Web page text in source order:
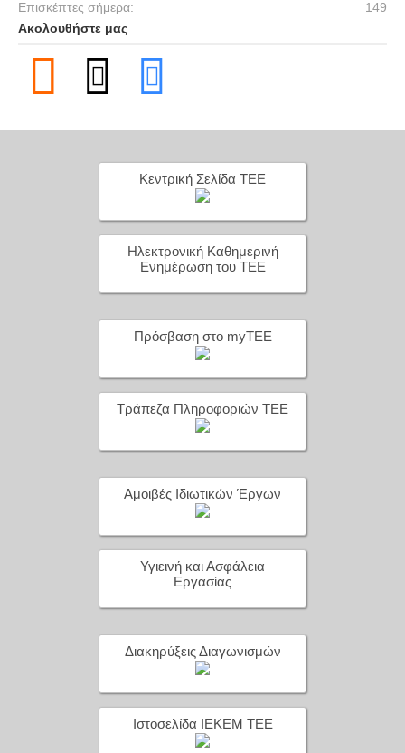
149
Επισκέπτες σήμερα:
Ακολουθήστε μας
Κεντρική Σελίδα ΤΕΕ
Ηλεκτρονική Καθημερινή
Ενημέρωση του ΤΕΕ
Πρόσβαση στο myTEE
Τράπεζα Πληροφοριών ΤΕΕ
Αμοιβές Ιδιωτικών Έργων
Υγιεινή και Ασφάλεια
Εργασίας
Διακηρύξεις Διαγωνισμών
Ιστοσελίδα ΙΕΚΕΜ ΤΕΕ